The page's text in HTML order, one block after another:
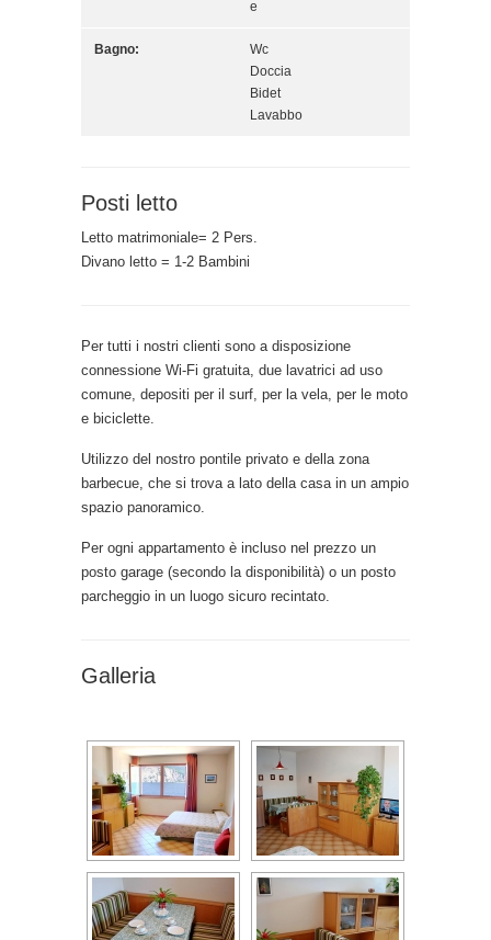
e
Bagno:
Wc
Doccia
Bidet
Lavabbo
Posti letto
Letto matrimoniale= 2 Pers.
Divano letto = 1-2 Bambini
Per tutti i nostri clienti sono a disposizione
connessione Wi-Fi gratuita, due lavatrici ad uso
comune, depositi per il surf, per la vela, per le moto
e biciclette.
Utilizzo del nostro pontile privato e della zona
barbecue, che si trova a lato della casa in un ampio
spazio panoramico.
Per ogni appartamento è incluso nel prezzo un
posto garage (secondo la disponibilità) o un posto
parcheggio in un luogo sicuro recintato.
Galleria